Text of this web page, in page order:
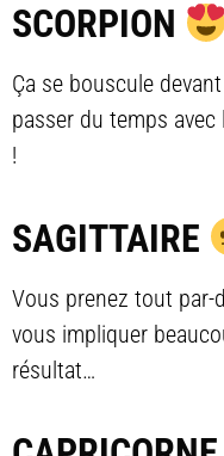
SCORPION
Ça se bouscule
passer du temps
!
SAGITTAIRE
Vous prenez tout par-
vous impliquer
résultat…